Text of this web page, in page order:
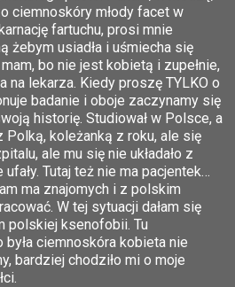
ciemnoskóry młody facet w
fartuchu, prosi mnie
żebym usiadła i uśmiecha się
bo nie jest kobietą i zupełnie,
na lekarza. Kiedy proszę TYLKO o
badanie i oboje zaczynamy się
historię. Studiował w Polsce, a
Polką, koleżanką z roku, ale się
ale mu się nie układało z
Tutaj też nie ma pacjentek…
ma znajomych i z polskim
W tej sytuacji dałam się
polskiej ksenofobii. Tu
ciemnoskóra kobieta nie
bardziej chodziło mi o moje